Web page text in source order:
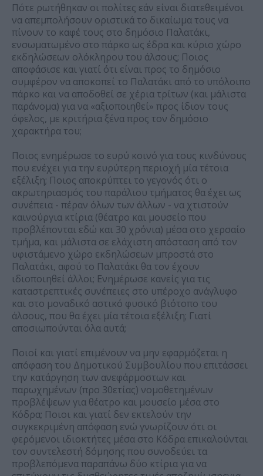
Πότε ρωτήθηκαν οι πολίτες εάν είναι διατεθειμένοι
να απεμπολήσουν οριστικά το δικαίωμα τους να
πίνουν το καφέ τους στο δημόσιο Παλατάκι,
ενσωματωμένο στο πάρκο ως έδρα και κύριο χώρο
εκδηλώσεων ολόκληρου του άλσους; Ποιος
αποφάσισε και γιατί ότι είναι προς το δημόσιο
συμφέρον να αποκοπεί το Παλατάκι από το υπόλοιπο
πάρκο και να αποδοθεί σε χέρια τρίτων (και μάλιστα
παράνομα) για να «αξιοποιηθεί» προς ίδιον τους
όφελος, με κριτήρια ξένα προς τον δημόσιο
χαρακτήρα του;
Ποιος ενημέρωσε το ευρύ κοινό για τους κινδύνους
που ενέχει για την ευρύτερη περιοχή μία τέτοια
εξέλιξη; Ποιος αποκρύπτει το γεγονός ότι ο
ακρωτηριασμός του παράλιου τμήματος θα έχει ως
συνέπεια - πέραν όλων των άλλων - να χτιστούν
καινούργια κτίρια (θέατρο και μουσείο που
προβλέπονται εδώ και 30 χρόνια) μέσα στο χερσαίο
τμήμα, και μάλιστα σε ελάχιστη απόσταση από τον
υφιστάμενο χώρο εκδηλώσεων μπροστά στο
Παλατάκι, αφού το Παλατάκι θα τον έχουν
ιδιοποιηθεί άλλοι; Ενημέρωσε κανείς για τις
καταστρεπτικές συνέπειες στο υπέροχο ανάγλυφο
και στο μοναδικό αστικό φυσικό βιότοπο του
άλσους, που θα έχει μία τέτοια εξέλιξη; Γιατί
αποσιωπούνται όλα αυτά;
Ποιοί και γιατί επιμένουν να μην εφαρμόζεται η
απόφαση του Δημοτικού Συμβουλίου που επιτάσσει
την κατάργηση των ανεφάρμοστων και
παρωχημένων (προ 30ετίας) νομοθετημένων
προβλέψεων για θέατρο και μουσείο μέσα στο
Κόδρα; Ποιοι και γιατί δεν εκτελούν την
συγκεκριμένη απόφαση ενώ γνωρίζουν ότι οι
φερόμενοι ιδιοκτήτες μέσα στο Κόδρα επικαλούνται
τον συντελεστή δόμησης που συνοδεύει τα
προβλεπόμενα παραπάνω δύο κτίρια για να